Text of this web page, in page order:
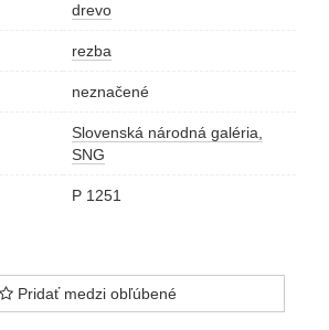
drevo
rezba
neznačené
Slovenská národná galéria,
SNG
P 1251
Pridať medzi obľúbené